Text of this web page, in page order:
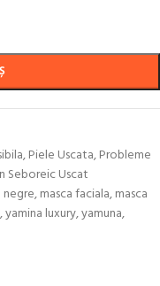
,Piele Uscata,Probleme
Seboreic Uscat
,masca faciala,masca
,yamina luxury,yamuna,